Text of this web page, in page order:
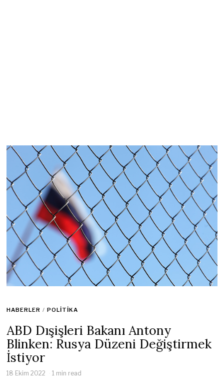
HABERLER / POLITIKA
ABD Dışişleri Bakanı Antony
Blinken: Rusya Düzeni Değiştirmek
İstiyor
18 Ekim 2022 1 min read